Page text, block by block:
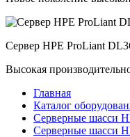
Сервер HPE ProLiant
Высокая
Главная
Каталог
Серверные шасси
Серверные шасси